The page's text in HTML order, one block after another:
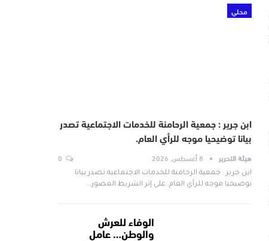
محلي
ابن جرير : جمعية الرحامنة للخدمات الاجتماعية تصدر
بيانا توضيحيا موجه للرأي العام.
هيئة التحرير 8 أغسطس, 2026
ابن جرير : جمعية الرحامنة للخدمات الاجتماعية تصدر بيانا
توضيحيا موجه للرأي العام. على إثر الشريط المصور…
الوفاء للعرش
والوطن… عامل